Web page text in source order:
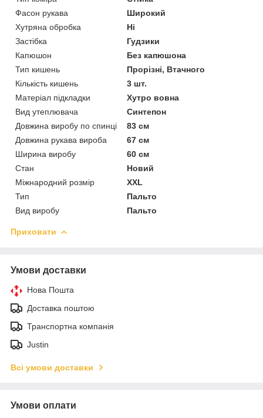
Фасон рукава
Широкий
Хутряна обробка
Ні
Застібка
Гудзики
Капюшон
Без капюшона
Тип кишень
Прорізні, Втачного
Кількість кишень
3 шт.
Матеріал підкладки
Хутро вовна
Вид утеплювача
Синтепон
Довжина виробу по спинці
83 см
Довжина рукава вироба
67 см
Ширина виробу
60 см
Стан
Новий
Міжнародний розмір
XXL
Тип
Пальто
Вид виробу
Пальто
Приховати
Умови доставки
Нова Пошта
Доставка поштою
Транспортна компанія
Justin
Всі умови доставки
Умови оплати